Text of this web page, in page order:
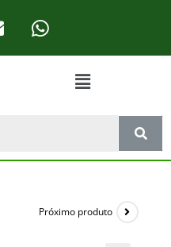
Próximo produto